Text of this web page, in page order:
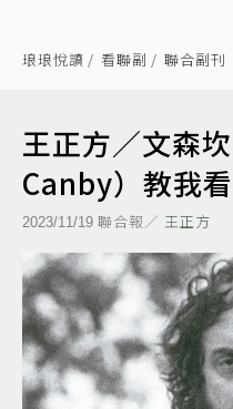
琅琅悅讀 看聯副 聯合副刊
王正方／文森
Canby）教我
2023/11/19 聯合報／ 王正方